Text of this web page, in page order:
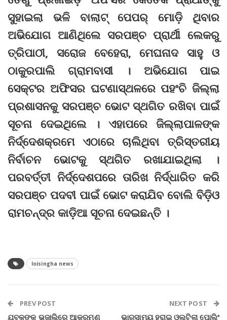
ସୁହାଇଲା ଭଳି ବାଲାଟ୍‌ ପେପର୍‌ ମୋଡ଼ି ଥିବାର
ଅଭିଯୋଗ ଆଣିଥିଲେ ସରପଞ୍ଚ ପ୍ରାର୍ଥୀ ଲେକରୁ
ତ୍ରିପାଠୀ, ସରୋଜ ବେହେରା, ମେଘନାଦ ସାହୁ ଓ
ଠାକୁରପାଲି ଗ୍ରାମବାସୀ । ଅଭିଯୋଗ ପାଇ
ସେକ୍ଟର ଅଫିସର ଘଟଣାସ୍ଥଳରେ ପହଂଚି ଜିଲ୍ଲା
ପ୍ରଶାସନକୁ ସରପଞ୍ଚ ଭୋଟ ସ୍ଥଗିତ ରଖିବା ପାଇଁ
ସୂଚନା ଦେଇଥିଲେ । ଏହାପରେ ଜିଲ୍ଲାପାଳଙ୍କ
ନିର୍ଦ୍ଦେଶକ୍ରମେ ଏଠାରେ ଚାଲିଥିବା ତ୍ରିସ୍ତରୀୟ
ନିର୍ବାଚନ ଭୋଟକୁ ସ୍ଥଗିତ ରଖାଯାଇଥିଲା ।
ପରବର୍ତ୍ତୀ ନିର୍ଦ୍ଦେଶପରେ ତାରିଖ ନିର୍ଦ୍ଧାରିତ କରି
ସରପଞ୍ଚ ପଦବୀ ପାଇଁ ଭୋଟ କରାଯିବ ବୋଲି ବିଡ଼ିଓ
ରାମଚନ୍ଦ୍ର କାଡ଼ିଆ ସୂଚନା ଦେଇଛନ୍ତି ।
loisingha news
PREV POST
ଯୁବକଙ୍କୁ ଭୁଜାଲିରେ ଆକ୍ରମଣ
NEXT POST
ଭାରସାମ୍ୟ ହରାଇ ଓଲଟିଲା ପୋଲିଂ